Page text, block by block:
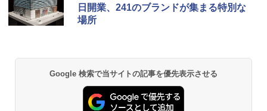
&ハイキング カーキ PATC-150(KH)
ト プライバシー テント 【中が透けない】 1
人用 折りたたみ 防災グッズ 災害用トイレ ビ
ーチ ピクニック ポップアップテント 携帯 簡
易 トイレテント (オリーブ)
￥6,459
コンパクト 保冷力長持ち
￥2,980
日開業、241のブランドが集まる特別な
場所
Google 検索で当サイトの記事を優先表示させる